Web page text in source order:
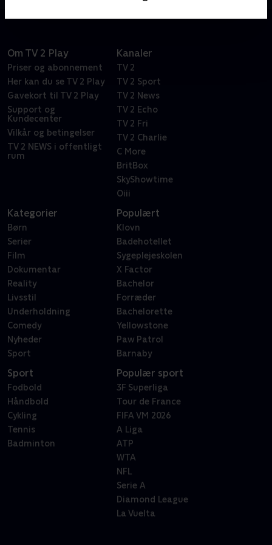
Om TV 2 Play
Priser og abonnement
Her kan du se TV 2 Play
Gavekort til TV 2 Play
Support og
Kundecenter
Vilkår og betingelser
TV 2 NEWS i offentligt
rum
Kanaler
TV 2
TV 2 Sport
TV 2 News
TV 2 Echo
TV 2 Fri
TV 2 Charlie
C More
BritBox
SkyShowtime
Oiii
Kategorier
Børn
Serier
Film
Dokumentar
Reality
Livsstil
Underholdning
Comedy
Nyheder
Sport
Populært
Klovn
Badehotellet
Sygeplejeskolen
X Factor
Bachelor
Forræder
Bachelorette
Yellowstone
Paw Patrol
Barnaby
Sport
Fodbold
Håndbold
Cykling
Tennis
Badminton
Populær sport
3F Superliga
Tour de France
FIFA VM 2026
A Liga
ATP
WTA
NFL
Serie A
Diamond League
La Vuelta